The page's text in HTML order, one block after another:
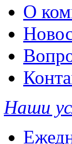
О
Наши